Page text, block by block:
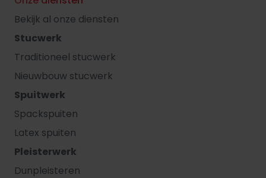
Bekijk al onze diensten
Stucwerk
Traditioneel stucwerk
Nieuwbouw stucwerk
Spuitwerk
Spackspuiten
Latex spuiten
Pleisterwerk
Dunpleisteren